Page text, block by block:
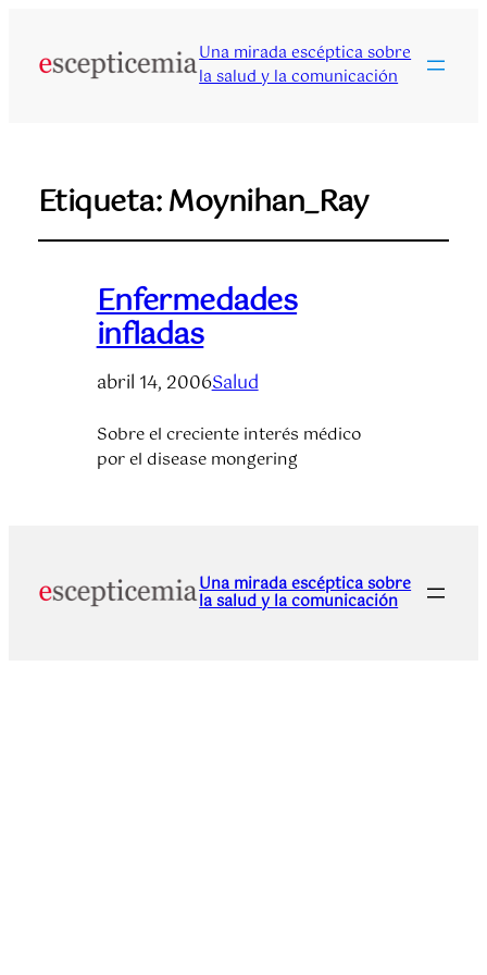
Una mirada escéptica sobre
la salud y la comunicación
Etiqueta:Moynihan_Ray
Enfermedades
infladas
abril 14, 2006Salud
Sobre el creciente interés médico
por el disease mongering
Una mirada escéptica sobre
la salud y la comunicación